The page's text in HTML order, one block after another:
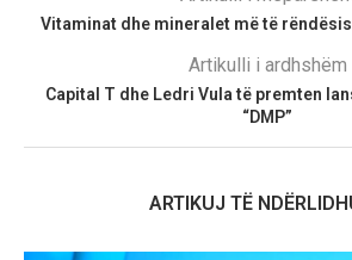
Vitaminat dhe mineralet më të
Artikulli i ardhshëm
Capital T dhe Ledri Vula të premten
“DMP”
ARTIKUJ TË